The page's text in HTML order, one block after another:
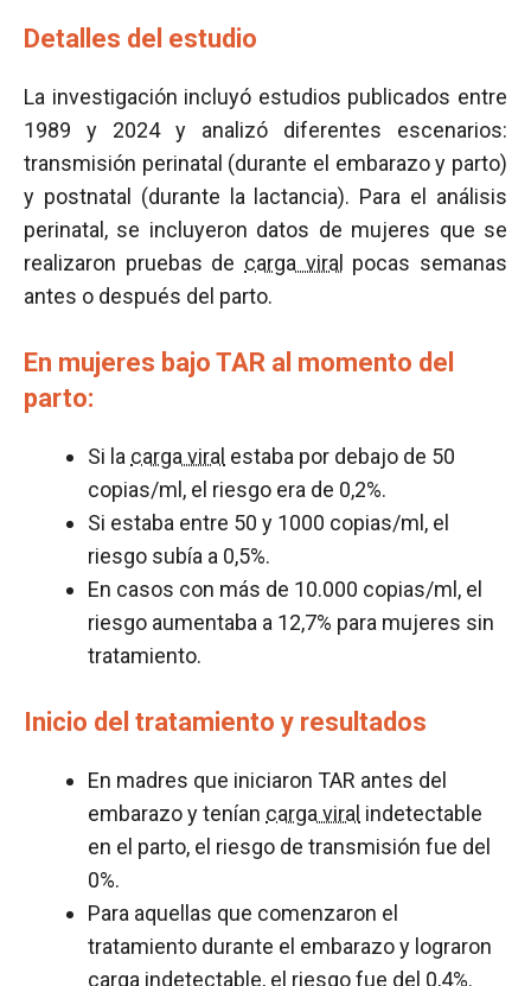
Detalles del estudio
La investigación incluyó estudios publicados entre
1989 y 2024 y analizó diferentes escenarios:
transmisión perinatal (durante el embarazo y parto)
y postnatal (durante la lactancia). Para el análisis
perinatal, se incluyeron datos de mujeres que se
realizaron pruebas de carga viral
pocas semanas
antes o después del parto.
En mujeres bajo TAR al momento del
parto:
Si la carga viral estaba por debajo de 50
copias/ml, el riesgo era de 0,2%.
Si estaba entre 50 y 1000 copias/ml, el
riesgo subía a 0,5%.
En casos con más de 10.000 copias/ml, el
riesgo aumentaba a 12,7% para mujeres sin
tratamiento.
Inicio del tratamiento y resultados
En madres que iniciaron TAR antes del
embarazo y tenían carga viral indetectable
en el parto, el riesgo de transmisión fue del
0%.
Para aquellas que comenzaron el
tratamiento durante el embarazo y lograron
carga indetectable, el riesgo fue del 0,4%.